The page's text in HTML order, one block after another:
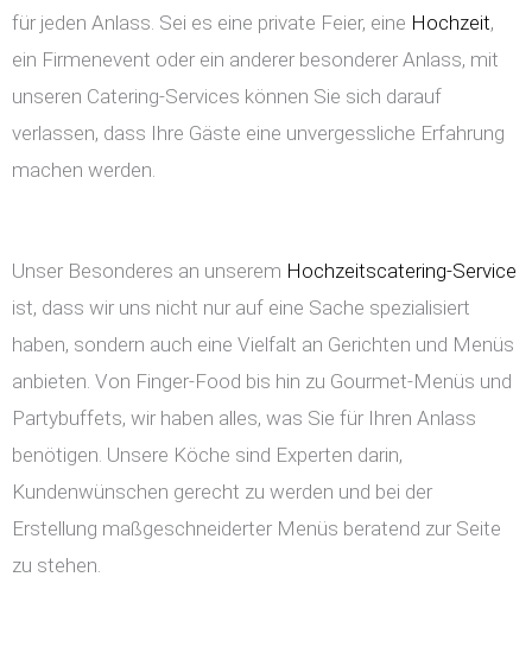
für jeden Anlass. Sei es eine private Feier, eine Hochzeit,
ein Firmenevent oder ein anderer besonderer Anlass, mit
unseren Catering-Services können Sie sich darauf
verlassen, dass Ihre Gäste eine unvergessliche Erfahrung
machen werden.
Unser Besonderes an unserem Hochzeitscatering-Service
ist, dass wir uns nicht nur auf eine Sache spezialisiert
haben, sondern auch eine Vielfalt an Gerichten und Menüs
anbieten. Von Finger-Food bis hin zu Gourmet-Menüs und
Partybuffets, wir haben alles, was Sie für Ihren Anlass
benötigen. Unsere Köche sind Experten darin,
Kundenwünschen gerecht zu werden und bei der
Erstellung maßgeschneiderter Menüs beratend zur Seite
zu stehen.